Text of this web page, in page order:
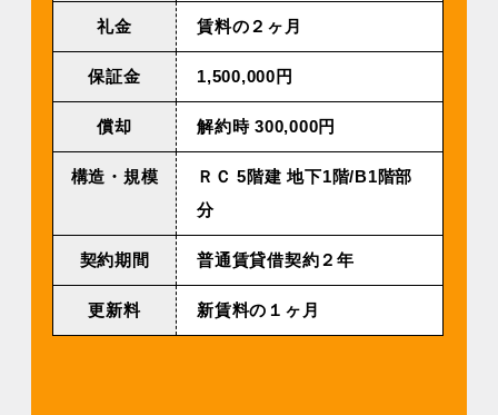
礼金 賃料の２ヶ月
保証金 1,500,000円
償却 解約時 300,000円
構造・規模
ＲＣ 5階建 地下1階/B1階部
分
契約期間 普通賃貸借契約２年
更新料 新賃料の１ヶ月